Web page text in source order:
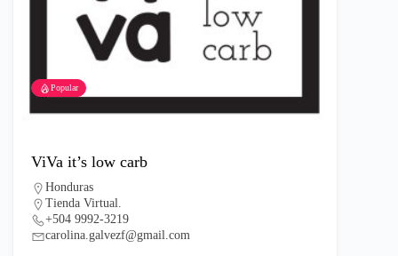
Popular
ViVa it’s low carb
Honduras
Tienda Virtual.
+504 9992-3219
carolina.galvezf@gmail.com